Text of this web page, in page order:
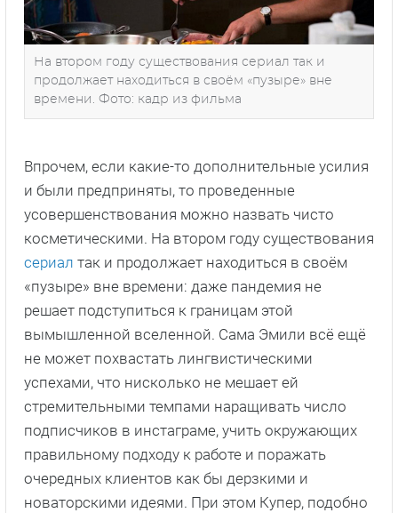
На втором году существования сериал так и
продолжает находиться в своём «пузыре» вне
времени. Фото: кадр из фильма
Впрочем, если какие-то дополнительные усилия
и были предприняты, то проведенные
усовершенствования можно назвать чисто
косметическими. На втором году существования
сериал так и продолжает находиться в своём
«пузыре» вне времени: даже пандемия не
решает подступиться к границам этой
вымышленной вселенной. Сама Эмили всё ещё
не может похвастать лингвистическими
успехами, что нисколько не мешает ей
стремительными темпами наращивать число
подписчиков в инстаграме, учить окружающих
правильному подходу к работе и поражать
очередных клиентов как бы дерзкими и
новаторскими идеями. При этом Купер, подобно